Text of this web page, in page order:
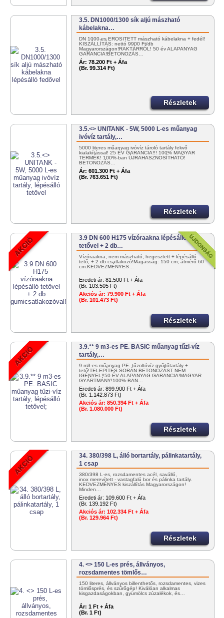
3.5. DN1000/1300 sík aljú mászható
kábelakna…
DN 1000-es ERŐSÍTETT mászható kábelakna + fedél!
KISZÁLLÍTÁS: nettó 9900 Ft/db
Magyarországon!RAKTÁRRÓL! 50 év ALAPANYAG
GARANCIA!BETONOZÁS…
Ár: 78.200 Ft + Áfa
(Br. 99.314 Ft)
Részletek
3.5.<> UNITANK - 5W, 5000 L-es műanyag
ivóvíz tartály,…
5000 literes műanyag ivóvíz tároló tartály fekvő
kialakítással! 25 ÉV GARANCIA!!! 100% MAGYAR
TERMÉK! 100%-ban ÚJRAHASZNOSÍTHATÓ!
BETONOZÁS…
Ár: 601.300 Ft + Áfa
(Br. 763.651 Ft)
Részletek
3.9 DN 600 H175 vízóraakna lépésálló
tetővel + 2 db…
Vízóraakna, nem mászható, hegesztett + lépésálló
tető, + 2 db csatlakozó!Magasság: 150 cm; átmérő 60
cm.KEDVEZMÉNYES…
Eredeti ár: 81.500 Ft + Áfa
(Br. 103.505 Ft)
Akciós ár: 79.900 Ft + Áfa
(Br. 101.473 Ft)
Részletek
3.9.** 9 m3-es PE. BASIC műanyag tűzi-víz
tartály,…
9 m3-es műanyag PE. tűzoltóvíz gyűjtőtartály +
tető!TELEPÍTÉS SORÁN BETONOZÁST NEM
IGÉNYEL!!50 ÉV ALAPANYAG GARANCIA!MAGYAR
GYÁRTMÁNY!100%-BAN…
Eredeti ár: 899.900 Ft + Áfa
(Br. 1.142.873 Ft)
Akciós ár: 850.394 Ft + Áfa
(Br. 1.080.000 Ft)
Részletek
34. 380/398 L, álló bortartály, pálinkatartály,
1 csap
380/398 L-es, rozsdamentes acél, saválló,
inox merevített - vastagfalú bor és pálinka tartály.
KEDVEZMÉNYES kiszállítás Magyarországon!
Minden…
Eredeti ár: 109.600 Ft + Áfa
(Br. 139.192 Ft)
Akciós ár: 102.334 Ft + Áfa
(Br. 129.964 Ft)
Részletek
4. <> 150 L-es prés, állványos,
rozsdamentes tömlős…
150 literes, állványos billenthetős, rozsdamentes, vizes
tömlősprés, és szűrőgép! Kiválóan alkalmas
kisgazdaságokban, gyümölcs zúzalékok, és…
Ár: 1 Ft + Áfa
(Br. 1 Ft)